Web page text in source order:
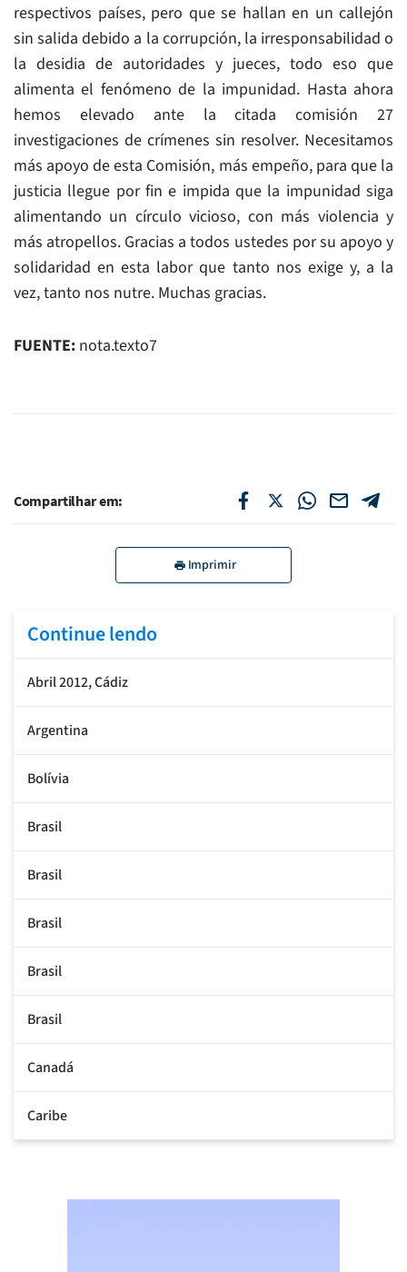
respectivos países, pero que se hallan en un callejón
sin salida debido a la corrupción, la irresponsabilidad o
la desidia de autoridades y jueces, todo eso que
alimenta el fenómeno de la impunidad. Hasta ahora
hemos elevado ante la citada comisión 27
investigaciones de crímenes sin resolver. Necesitamos
más apoyo de esta Comisión, más empeño, para que la
justicia llegue por fin e impida que la impunidad siga
alimentando un círculo vicioso, con más violencia y
más atropellos. Gracias a todos ustedes por su apoyo y
solidaridad en esta labor que tanto nos exige y, a la
vez, tanto nos nutre. Muchas gracias.
FUENTE: nota.texto7
Compartilhar em:
Imprimir
Continue lendo
Abril 2012, Cádiz
Argentina
Bolívia
Brasil
Brasil
Brasil
Brasil
Brasil
Canadá
Caribe